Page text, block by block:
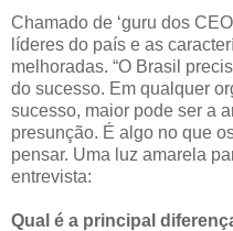
Chamado de ‘guru dos
líderes do país e as
melhoradas. “O Brasil
do sucesso. Em qualquer
sucesso, maior pode ser a
presunção. É algo no que
pensar. Uma luz amarela
entrevista:
Qual é a principal